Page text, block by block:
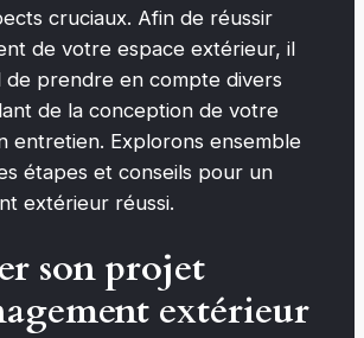
cruciaux. Afin de réussir
de votre espace extérieur, il
de prendre en compte divers
de la conception de votre
entretien. Explorons ensemble
étapes et conseils pour un
extérieur réussi.
son projet
extérieur